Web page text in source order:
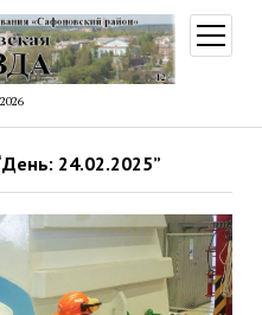
меню
24.02.2025”